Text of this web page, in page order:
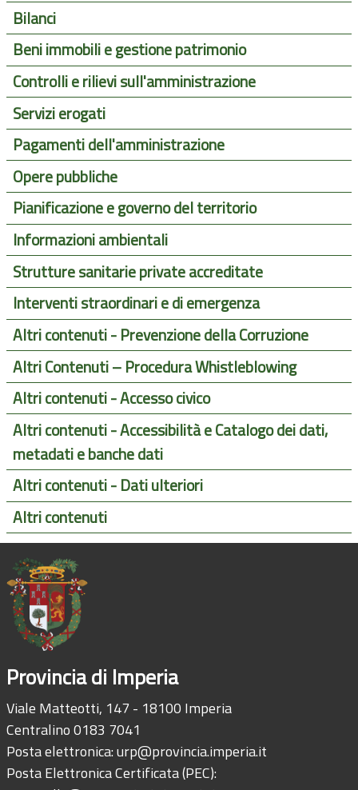
Bilanci
Beni immobili e gestione patrimonio
Controlli e rilievi sull'amministrazione
Servizi erogati
Pagamenti dell'amministrazione
Opere pubbliche
Pianificazione e governo del territorio
Informazioni ambientali
Strutture sanitarie private accreditate
Interventi straordinari e di emergenza
Altri contenuti - Prevenzione della Corruzione
Altri Contenuti – Procedura Whistleblowing
Altri contenuti - Accesso civico
Altri contenuti - Accessibilità e Catalogo dei dati,
metadati e banche dati
Altri contenuti - Dati ulteriori
Altri contenuti
Provincia di Imperia
Viale Matteotti, 147 - 18100 Imperia
Centralino 0183 7041
Posta elettronica:urp@provincia.imperia.it
Posta Elettronica Certificata (PEC):